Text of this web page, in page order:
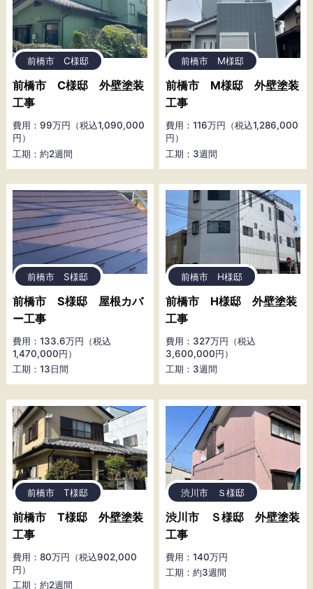
前橋市 C様邸
前橋市 C様邸 外壁塗装
工事
費用：99万円（税込1,090,000
円）
工期：約2週間
前橋市 M様邸
前橋市 M様邸 外壁塗装
工事
費用：116万円（税込1,286,000
円）
工期：3週間
前橋市 S様邸
前橋市 S様邸 屋根カバ
ー工事
費用：133.6万円（税込
1,470,000円）
工期：13日間
前橋市 H様邸
前橋市 H様邸 外壁塗装
工事
費用：327万円（税込
3,600,000円）
工期：3週間
前橋市 T様邸
前橋市 T様邸 外壁塗装
工事
費用：80万円（税込902,000
円）
工期：約2週間
渋川市 Ｓ様邸
渋川市 Ｓ様邸 外壁塗装
工事
費用：140万円
工期：約3週間